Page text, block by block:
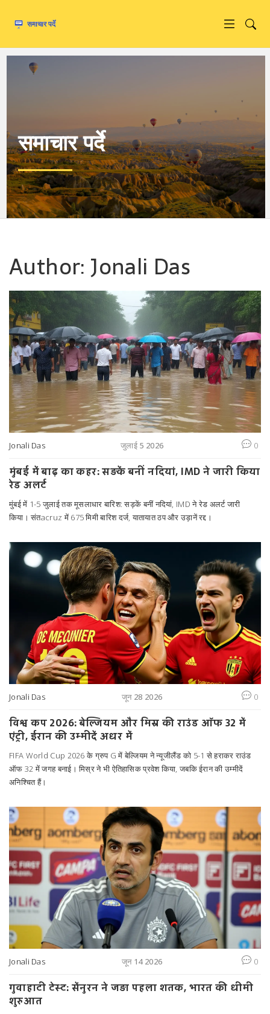
समाचार पर्दे
Author: Jonali Das
Jonali Das जुलाई 5 2026 0
मुंबई में बाढ़ का कहर: सड़कें बनीं नदियां, IMD ने जारी किया
रेड अलर्ट
मुंबई में 1-5 जुलाई तक मूसलाधार बारिश: सड़कें बनीं नदियां, IMD ने रेड अलर्ट जारी
किया। संतacruz में 675 मिमी बारिश दर्ज, यातायात ठप और उड़ानें रद्द।
Jonali Das जून 28 2026 0
विश्व कप 2026: बेल्जियम और मिस्र की राउंड ऑफ 32 में
एंट्री, ईरान की उम्मीदें अधर में
FIFA World Cup 2026 के ग्रुप G में बेल्जियम ने न्यूजीलैंड को 5-1 से हराकर राउंड
ऑफ 32 में जगह बनाई। मिस्र ने भी ऐतिहासिक प्रवेश किया, जबकि ईरान की उम्मीदें
अनिश्चित हैं।
Jonali Das जून 14 2026 0
गुवाहाटी टेस्ट: सेंनुरन ने जड़ा पहला शतक, भारत की धीमी
शुरुआत